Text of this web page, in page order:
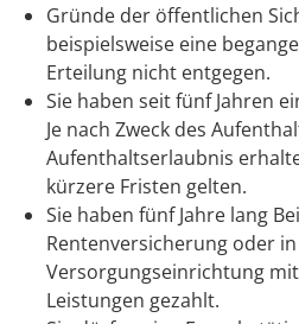
Gründe der öffentlichen
beispielsweise eine
Erteilung nicht entgegen.
Sie haben seit fünf Jahren
Je nach Zweck des
Aufenthaltserlaubnis
kürzere Fristen gelten.
Sie haben fünf Jahre lang
Rentenversicherung oder
Versorgungseinrichtung
Leistungen gezahlt.